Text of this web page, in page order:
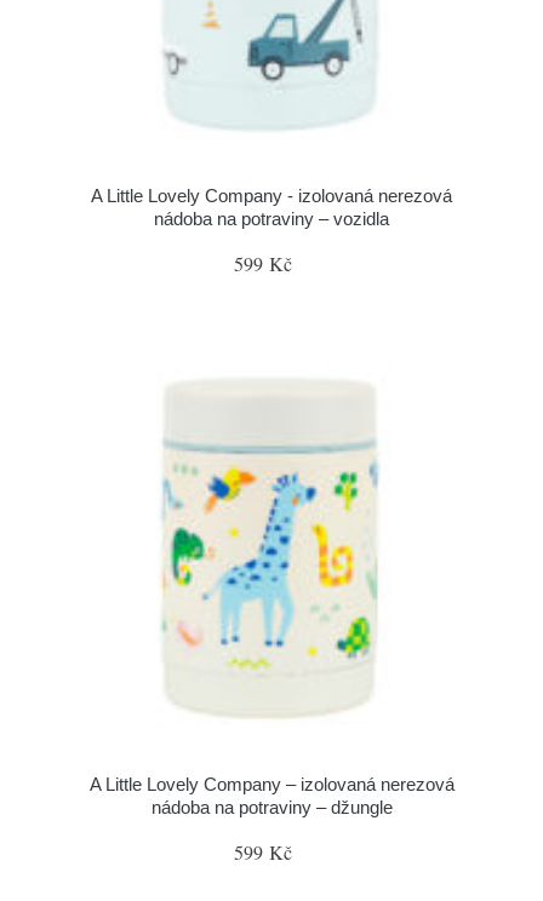
A Little Lovely Company - izolovaná nerezová
nádoba na potraviny – vozidla
599 Kč
A Little Lovely Company – izolovaná nerezová
nádoba na potraviny – džungle
599 Kč